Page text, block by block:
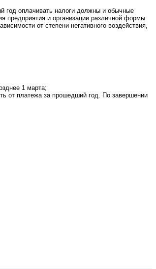
год оплачивать налоги должны и обычные
предприятия и организации различной формы
от степени негативного воздействия,
1 марта;
от платежа за прошедший год. По завершении